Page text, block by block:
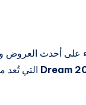
أحدث العروض
Dream التي